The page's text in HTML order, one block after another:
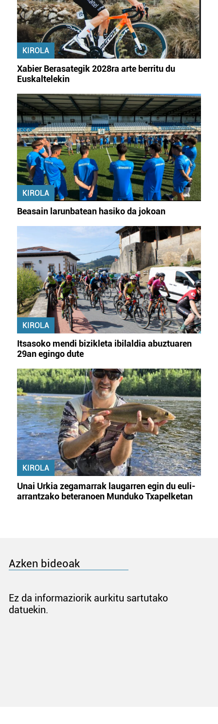
KIROLA
Xabier Berasategik 2028ra arte berritu du
Euskaltelekin
KIROLA
Beasain larunbatean hasiko da jokoan
KIROLA
Itsasoko mendi bizikleta ibilaldia abuztuaren
29an egingo dute
KIROLA
Unai Urkia zegamarrak laugarren egin du euli-
arrantzako beteranoen Munduko Txapelketan
Azken bideoak
Ez da informaziorik aurkitu sartutako
datuekin.